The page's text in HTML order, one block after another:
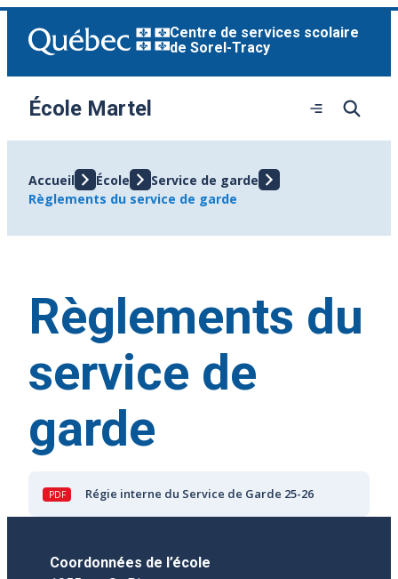
Aller
contenu
Centre de services scolaire
de Sorel-Tracy
École Martel
Ouvrir
Accueil École
Service de garde
Règlements du service de garde
Règlements du
service de
garde
Régie interne du Service de Garde 25-26
Coordonnées de l’école